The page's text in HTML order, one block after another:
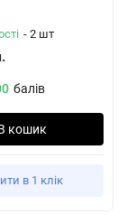
- 2 шт
балів
кошик
в 1 клік